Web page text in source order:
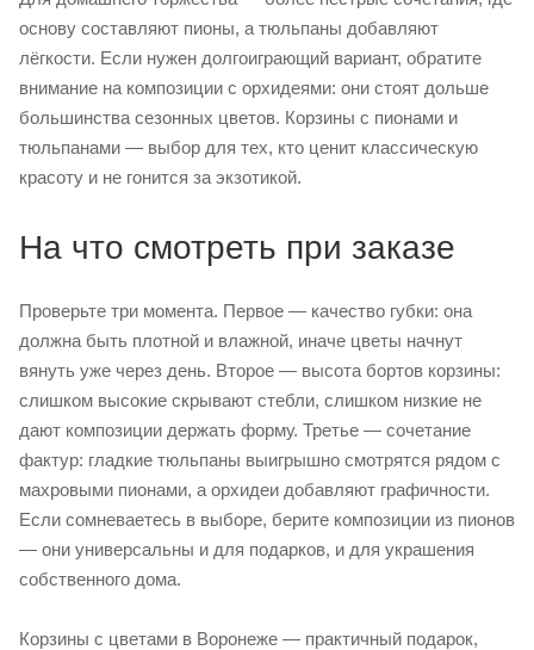
основу составляют пионы, а тюльпаны добавляют
лёгкости. Если нужен долгоиграющий вариант, обратите
внимание на композиции с орхидеями: они стоят дольше
большинства сезонных цветов. Корзины с пионами и
тюльпанами — выбор для тех, кто ценит классическую
красоту и не гонится за экзотикой.
На что смотреть при заказе
Проверьте три момента. Первое — качество губки: она
должна быть плотной и влажной, иначе цветы начнут
вянуть уже через день. Второе — высота бортов корзины:
слишком высокие скрывают стебли, слишком низкие не
дают композиции держать форму. Третье — сочетание
фактур: гладкие тюльпаны выигрышно смотрятся рядом с
махровыми пионами, а орхидеи добавляют графичности.
Если сомневаетесь в выборе, берите композиции из пионов
— они универсальны и для подарков, и для украшения
собственного дома.
Корзины с цветами в Воронеже — практичный подарок,